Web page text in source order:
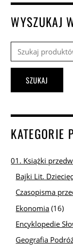
WYSZUKAJ
Szukaj:
SZUKAJ
KATEGORIE
01. Książki
Bajki Lit.
Czasopisma
Ekonomia (16)
Encyklopedie
Geografia